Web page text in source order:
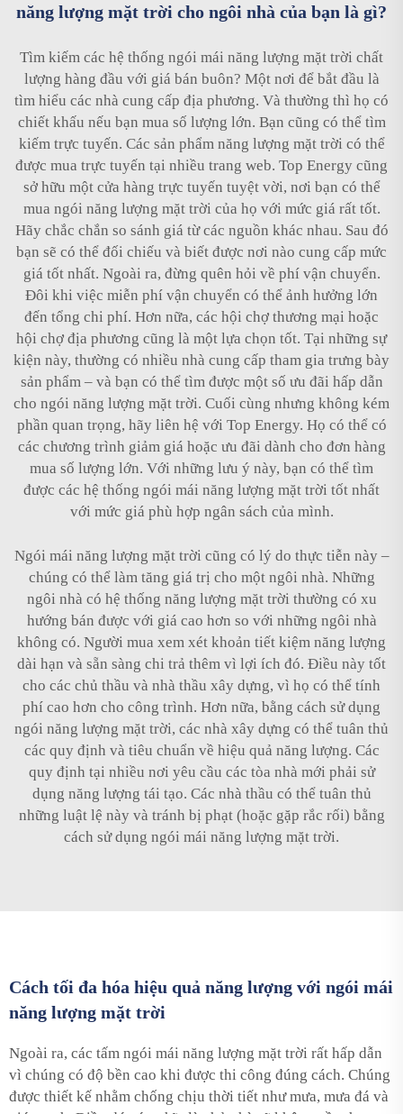
năng lượng mặt trời cho ngôi nhà của bạn là gì?
Tìm kiếm các hệ thống ngói mái năng lượng mặt trời chất
lượng hàng đầu với giá bán buôn? Một nơi để bắt đầu là
tìm hiểu các nhà cung cấp địa phương. Và thường thì họ có
chiết khấu nếu bạn mua số lượng lớn. Bạn cũng có thể tìm
kiếm trực tuyến. Các sản phẩm năng lượng mặt trời có thể
được mua trực tuyến tại nhiều trang web. Top Energy cũng
sở hữu một cửa hàng trực tuyến tuyệt vời, nơi bạn có thể
mua ngói năng lượng mặt trời của họ với mức giá rất tốt.
Hãy chắc chắn so sánh giá từ các nguồn khác nhau. Sau đó
bạn sẽ có thể đối chiếu và biết được nơi nào cung cấp mức
giá tốt nhất. Ngoài ra, đừng quên hỏi về phí vận chuyển.
Đôi khi việc miễn phí vận chuyển có thể ảnh hưởng lớn
đến tổng chi phí. Hơn nữa, các hội chợ thương mại hoặc
hội chợ địa phương cũng là một lựa chọn tốt. Tại những sự
kiện này, thường có nhiều nhà cung cấp tham gia trưng bày
sản phẩm – và bạn có thể tìm được một số ưu đãi hấp dẫn
cho ngói năng lượng mặt trời. Cuối cùng nhưng không kém
phần quan trọng, hãy liên hệ với Top Energy. Họ có thể có
các chương trình giảm giá hoặc ưu đãi dành cho đơn hàng
mua số lượng lớn. Với những lưu ý này, bạn có thể tìm
được các hệ thống ngói mái năng lượng mặt trời tốt nhất
với mức giá phù hợp ngân sách của mình.
Ngói mái năng lượng mặt trời cũng có lý do thực tiễn này –
chúng có thể làm tăng giá trị cho một ngôi nhà. Những
ngôi nhà có hệ thống năng lượng mặt trời thường có xu
hướng bán được với giá cao hơn so với những ngôi nhà
không có. Người mua xem xét khoản tiết kiệm năng lượng
dài hạn và sẵn sàng chi trả thêm vì lợi ích đó. Điều này tốt
cho các chủ thầu và nhà thầu xây dựng, vì họ có thể tính
phí cao hơn cho công trình. Hơn nữa, bằng cách sử dụng
ngói năng lượng mặt trời, các nhà xây dựng có thể tuân thủ
các quy định và tiêu chuẩn về hiệu quả năng lượng. Các
quy định tại nhiều nơi yêu cầu các tòa nhà mới phải sử
dụng năng lượng tái tạo. Các nhà thầu có thể tuân thủ
những luật lệ này và tránh bị phạt (hoặc gặp rắc rối) bằng
cách sử dụng ngói mái năng lượng mặt trời.
Cách tối đa hóa hiệu quả năng lượng với ngói mái
năng lượng mặt trời
Ngoài ra, các tấm ngói mái năng lượng mặt trời rất hấp dẫn
vì chúng có độ bền cao khi được thi công đúng cách. Chúng
được thiết kế nhằm chống chịu thời tiết như mưa, mưa đá và